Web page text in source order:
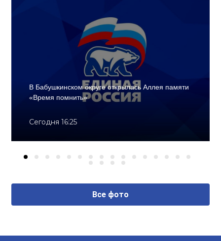
В Бабушкинском округе открылась Аллея памяти
«Время помнить»
Сегодня 16:25
Все фото